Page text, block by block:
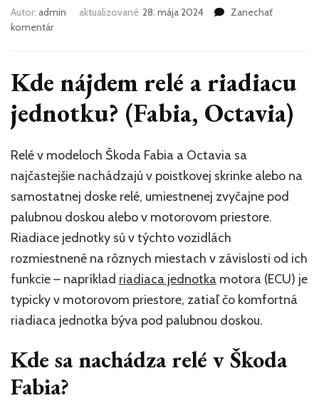
Autor: admin aktualizované 28. mája 2024
Zanechať
komentárk
nájdem
relé
riadiacu
Octavia)
Kde nájdem relé a riadiacu
jednotku? (Fabia, Octavia)
Relé v modeloch Škoda Fabia a Octavia sa
najčastejšie nachádzajú v poistkovej skrinke alebo na
samostatnej doske relé, umiestnenej zvyčajne pod
palubnou doskou alebo v motorovom priestore.
Riadiace jednotky sú v týchto vozidlách
rozmiestnené na rôznych miestach v závislosti od ich
funkcie – napríklad riadiaca jednotka motora (ECU) je
typicky v motorovom priestore, zatiaľ čo komfortná
riadiaca jednotka býva pod palubnou doskou.
Kde sa nachádza relé v Škoda
Fabia?